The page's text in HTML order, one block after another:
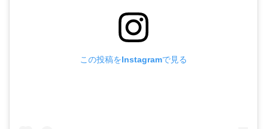
この投稿をInstagramで見る